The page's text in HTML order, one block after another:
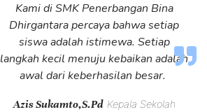
Kami di SMK Penerbangan Bina
Dhirgantara percaya bahwa setiap
siswa adalah istimewa. Setiap
langkah kecil menuju kebaikan adalah
awal dari keberhasilan besar.
Azis Sukamto,S.Pd Kepala Sekolah